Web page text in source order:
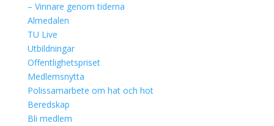
– Vinnare genom tiderna
Almedalen
TU Live
Utbildningar
Offentlighetspriset
Medlemsnytta
Polissamarbete om hat och hot
Beredskap
Bli medlem